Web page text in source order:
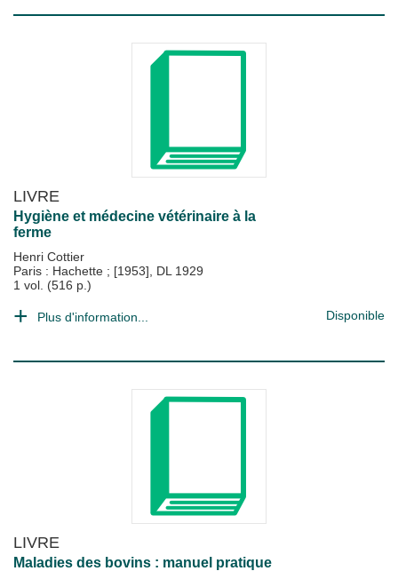
LIVRE
Hygiène et médecine vétérinaire à la
ferme
Henri Cottier
Paris : Hachette ; [1953], DL 1929
1 vol. (516 p.)
Plus d'information... Disponible
LIVRE
Maladies des bovins : manuel pratique